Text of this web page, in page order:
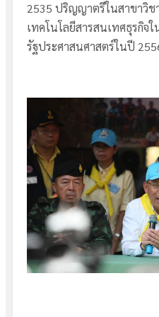
2535 ปริญญาตรีในสาขาวิ
เทคโนโลยีสารสนเทศธุรกิจ
รัฐประศาสนศาสตร์ในปี